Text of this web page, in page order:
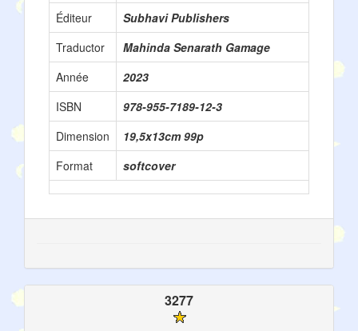
Éditeur
Subhavi Publishers
Traductor
Mahinda Senarath Gamage
Année
2023
ISBN
978-955-7189-12-3
Dimension
19,5x13cm 99p
Format
softcover
3277